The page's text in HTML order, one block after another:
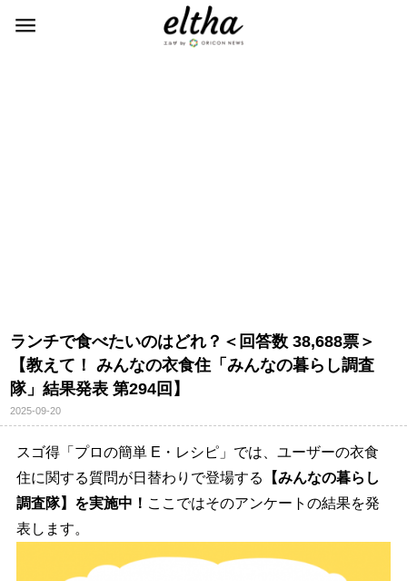
ランチで食べたいのはどれ？＜回答数 38,688票＞
【教えて！ みんなの衣食住「みんなの暮らし調査
隊」結果発表 第294回】
2025-09-20
スゴ得「プロの簡単 E・レシピ」では、ユーザーの衣食
住に関する質問が日替わりで登場する
【みんなの暮らし
調査隊】を実施中！ ここではそのアンケートの結果を発
表します。